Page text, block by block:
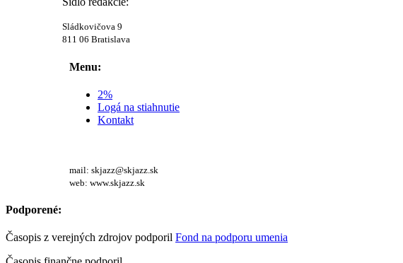
Sládkovičova 9
811 06 Bratislava
Menu:
2%
Logá na stiahnutie
Kontakt
mail: skjazz@skjazz.sk
web: www.skjazz.sk
Podporené:
Časopis z verejných zdrojov podporil Fond na podporu umenia